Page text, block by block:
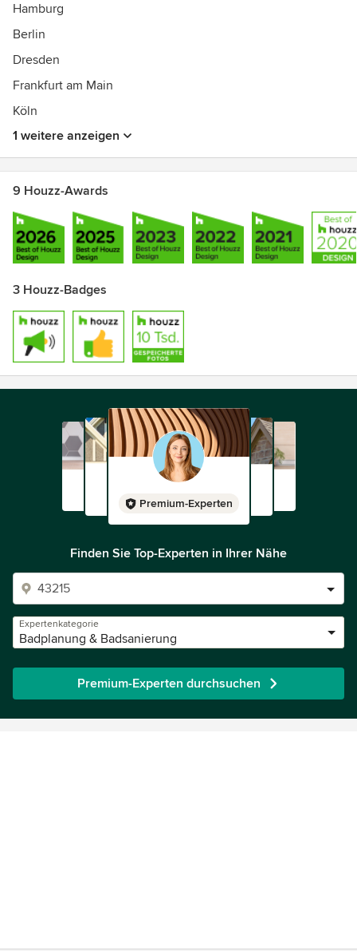
Hamburg
Berlin
Dresden
Frankfurt am Main
Köln
1 weitere anzeigen
9 Houzz-Awards
3 Houzz-Badges
Premium-Experten
Finden Sie Top-Experten in Ihrer Nähe
Expertenkategorie
Badplanung & Badsanierung
Premium-Experten durchsuchen